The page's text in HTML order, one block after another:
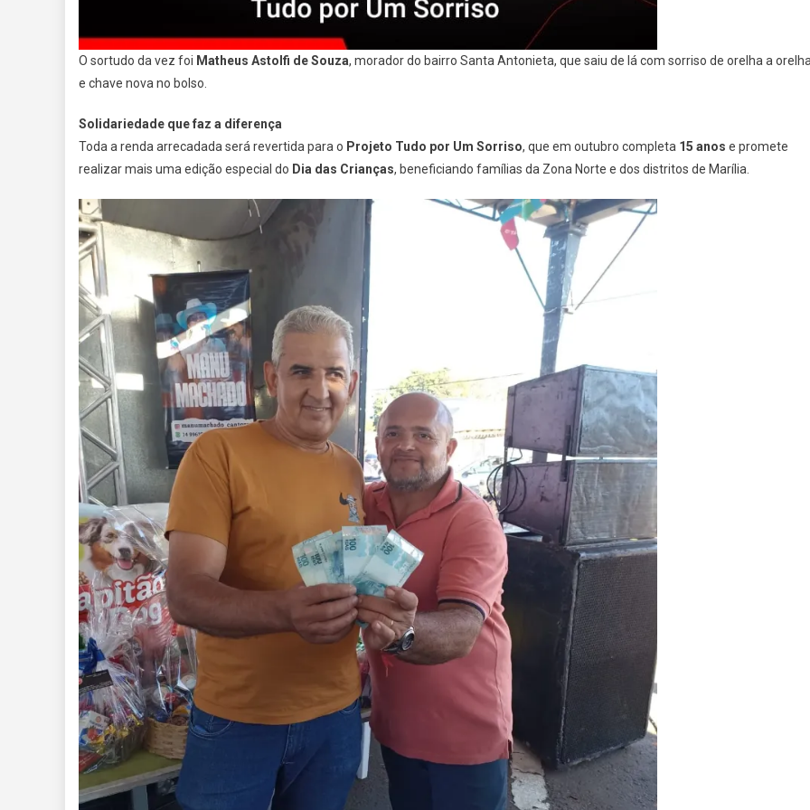
O sortudo da vez foi Matheus Astolfi de Souza, morador do bairro Santa Antonieta, que saiu de lá com sorriso de orelha a
e chave nova no bolso.
Solidariedade que faz a diferença
Toda a renda arrecadada será revertida para o Projeto Tudo por Um Sorriso, que em outubro completa 15 anos e promete
realizar mais uma edição especial do Dia das Crianças, beneficiando famílias da Zona Norte e dos distritos de Marília.